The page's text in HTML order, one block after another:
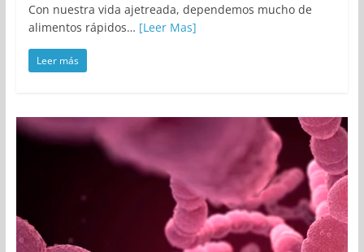
Con nuestra vida ajetreada, dependemos mucho de
alimentos rápidos… [Leer Mas]
Leer más